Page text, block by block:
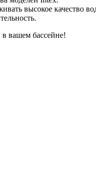
высокое качество
вашем бассейне!